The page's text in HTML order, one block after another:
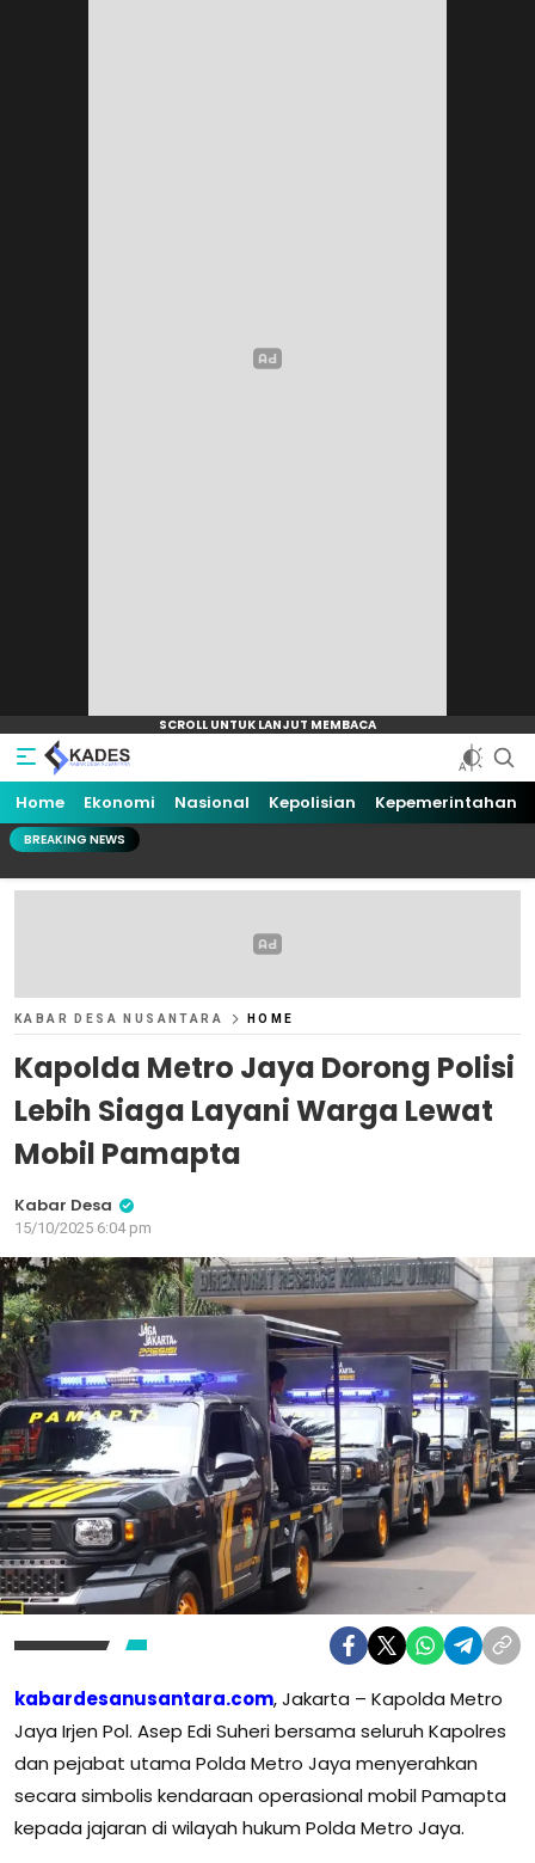
Home Ekonomi Nasional Kepolisian Kepemerintahan
BREAKING NEWS
KABAR DESA NUSANTARA HOME
Kapolda Metro Jaya Dorong Polisi
Lebih Siaga Layani Warga Lewat
Mobil Pamapta
Kabar Desa
15/10/2025 6:04 pm
kabardesanusantara.com,Jakarta – Kapolda Metro
Jaya Irjen Pol. Asep Edi Suheri bersama seluruh Kapolres
dan pejabat utama Polda Metro Jaya menyerahkan
secara simbolis kendaraan operasional mobil Pamapta
kepada jajaran di wilayah hukum Polda Metro Jaya.